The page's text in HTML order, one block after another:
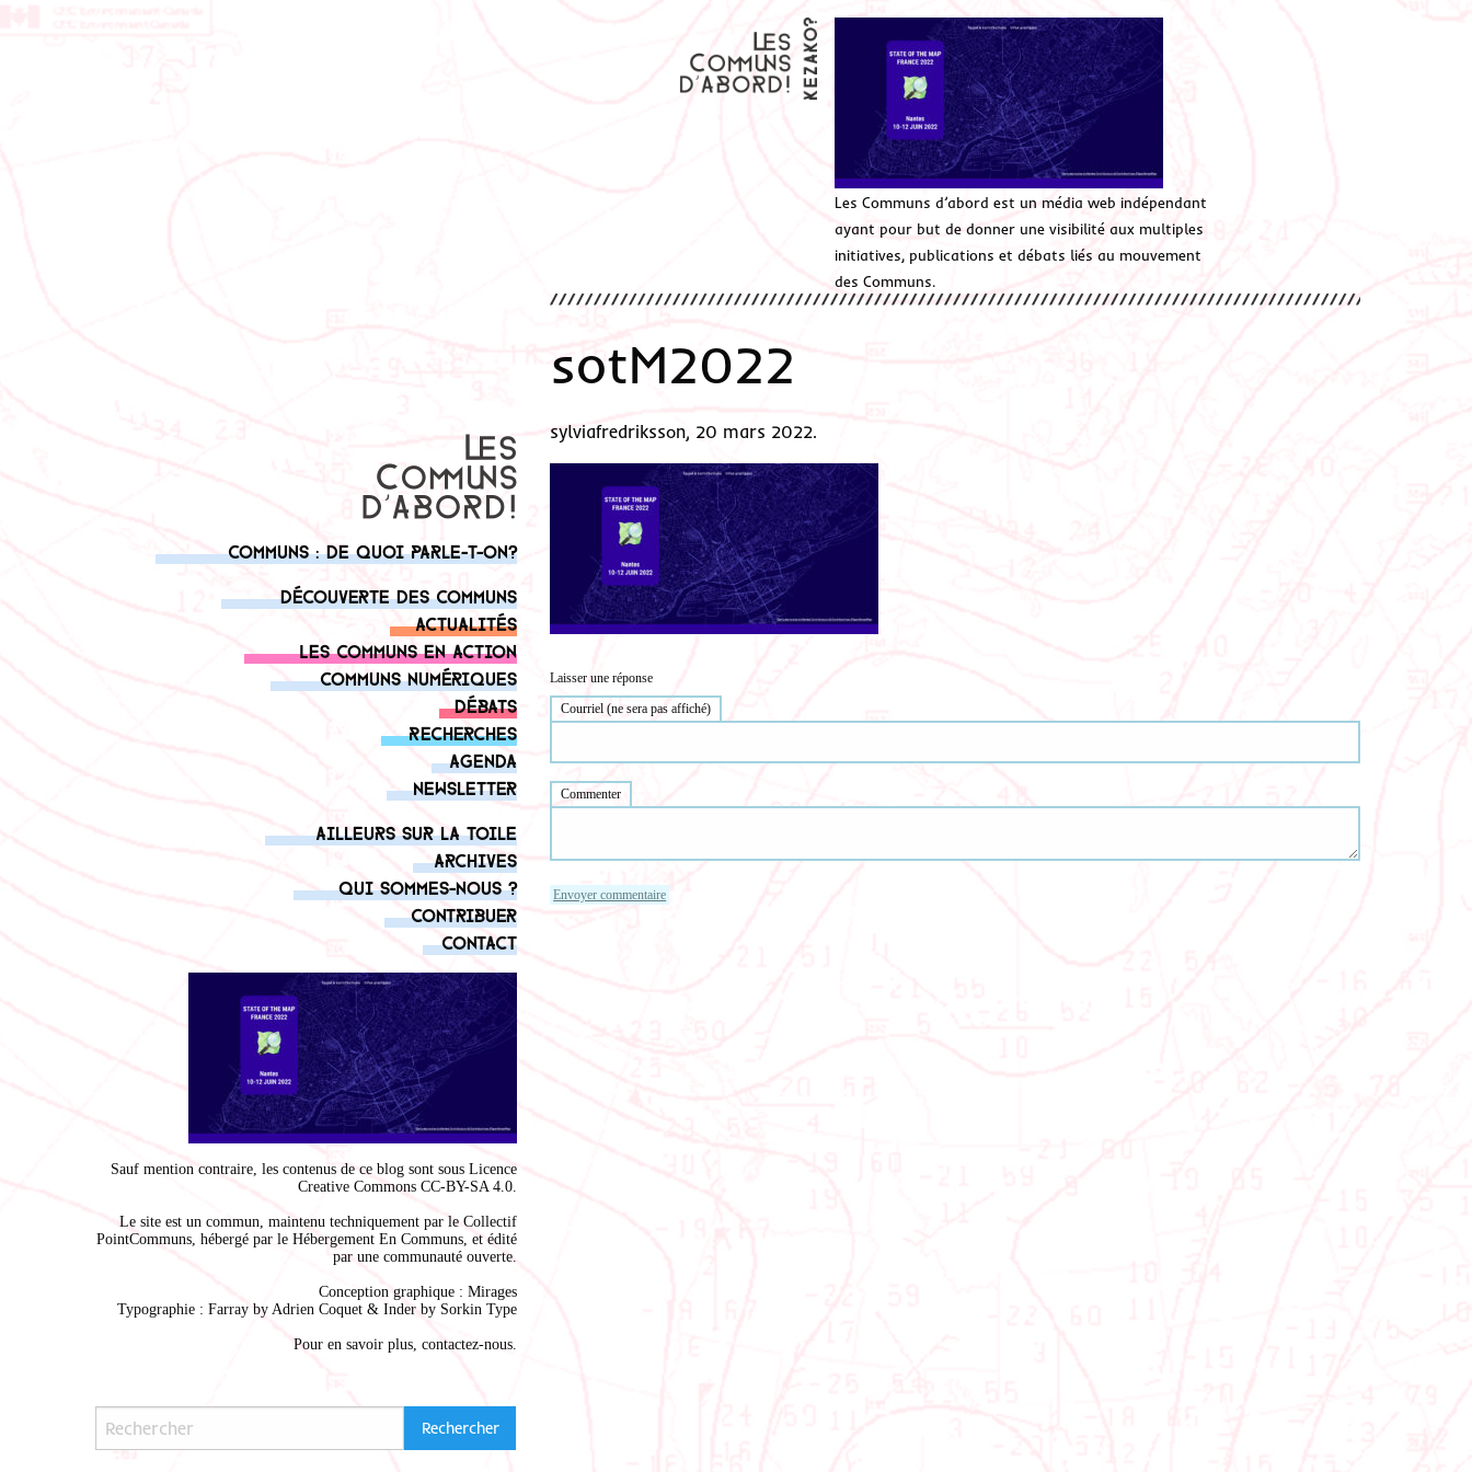
Les Communs d’abord est un média web indépendant
ayant pour but de donner une visibilité aux multiples
initiatives, publications et débats liés au mouvement
des Communs.
Communs : de quoi parle-t-on?
Découverte des communs
Actualités
Les communs en action
Communs numériques
Débats
Recherches
Agenda
Newsletter
Ailleurs sur la toile
Archives
Qui sommes-nous ?
Contribuer
Contact
Sauf mention contraire, les contenus de ce blog sont sous Licence
Creative Commons CC-BY-SA 4.0.
Le site est un commun, maintenu techniquement par le Collectif
PointCommuns, hébergé par le Hébergement En Communs, et édité
par une communauté ouverte.
Conception graphique : Mirages
Typographie : Farray by Adrien Coquet & Inder by Sorkin Type
Pour en savoir plus, contactez-nous.
sotM2022
sylviafredriksson, 20 mars 2022.
Laisser une réponse
Courriel (ne sera pas affiché)
Commenter